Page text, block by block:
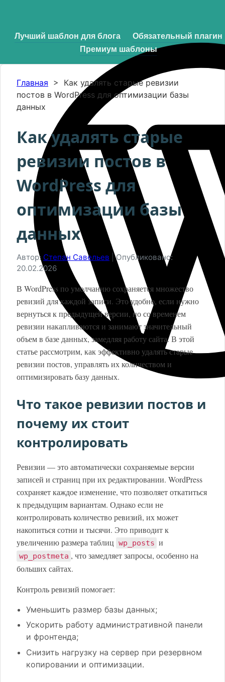
Лучший шаблон для блога
Обязательный плагин
Премиум шаблоны
Главная > Как удалять старые ревизии
постов в WordPress для оптимизации базы
данных
Как удалять старые
ревизии постов в
WordPress для
оптимизации базы
данных
Автор: Степан Савельев
Опубликовано:
20.02.2026
В WordPress по умолчанию сохраняется множество
ревизий для каждой записи. Это удобно, если нужно
вернуться к предыдущей версии, но со временем
ревизии накапливаются и занимают значительный
объем в базе данных, замедляя работу сайта. В этой
статье рассмотрим, как эффективно удалять старые
ревизии постов, управлять их количеством и
оптимизировать базу данных.
Что такое ревизии постов и
почему их стоит
контролировать
Ревизии — это автоматически сохраняемые версии
записей и страниц при их редактировании. WordPress
сохраняет каждое изменение, что позволяет откатиться
к предыдущим вариантам. Однако если не
контролировать количество ревизий, их может
накопиться сотни и тысячи. Это приводит к
увеличению размера таблиц wp_posts и
wp_postmeta , что замедляет запросы, особенно на
больших сайтах.
Контроль ревизий помогает:
Уменьшить размер базы данных;
Ускорить работу административной панели
и фронтенда;
Снизить нагрузку на сервер при резервном
копировании и оптимизации.